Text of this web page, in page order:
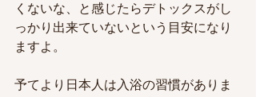
くないな、と感じたらデトックスがし
っかり出来ていないという目安になり
ますよ。
予てより日本人は入浴の習慣がありま